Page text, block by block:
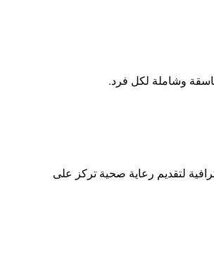
وشاملة لكل فرد.
لتقديم رعاية صحية تركز على